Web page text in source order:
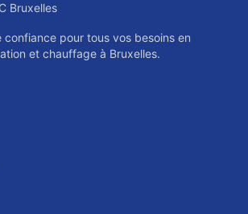
Bruxelles
confiance pour tous vos besoins en
et chauffage à Bruxelles.